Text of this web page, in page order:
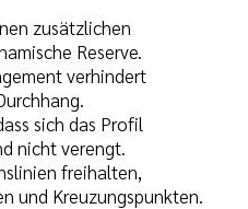
zusätzlichen
Reserve.
verhindert
sich das Profil
nicht verengt.
freihalten,
und Kreuzungspunkten.